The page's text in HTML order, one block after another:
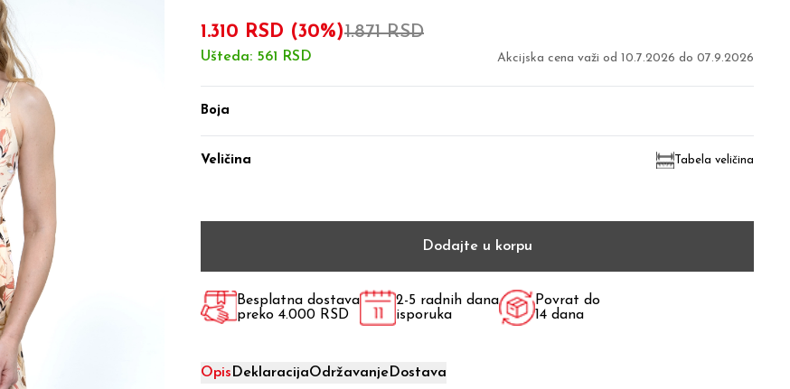
1.310 RSD (30%)1.871 RSD
Ušteda: 561 RSD Akcijska cena važi od 10.7.2026 do 07.9.2026
Boja
Veličina Tabela veličina
Dodajte u korpu
Besplatna dostava
preko 4.000 RSD
2-5 radnih dana
isporuka
Povrat do
14 dana
Opis DeklaracijaOdržavanjeDostava